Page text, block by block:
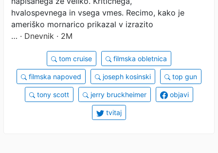
hvalospevnega in vsega vmes. Recimo, kako je
ameriško mornarico prikazal v izrazito
… · Dnevnik · 2M
tom cruise filmska obletnica
filmska napoved joseph kosinski top gun
tony scott jerry bruckheimer objavi
tvitaj